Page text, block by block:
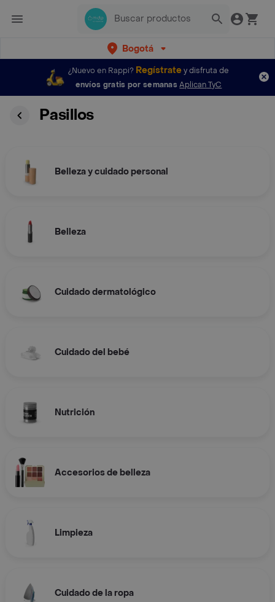
Bogotá
¿Nuevo en Rappi? Regístratey disfruta de
envíos gratis por semanas Aplican TyC
Pasillos
Belleza y cuidado personal
Belleza
Cuidado dermatológico
Cuidado del bebé
Nutrición
Accesorios de belleza
Limpieza
Cuidado de la ropa